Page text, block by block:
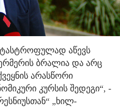
აწევს
ბრალია და არც
არასწორი
კურსის შედეგი“, -
„ხილ-